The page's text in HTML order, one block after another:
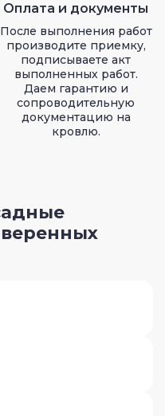
Оплата и документы
После выполнения работ
производите приемку,
подписываете акт
выполненных работ.
Даем гарантию и
сопроводительную
документацию на
кровлю.